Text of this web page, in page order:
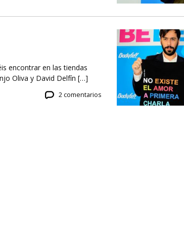
encontrar en las tiendas
Oliva y David Delfín […]
2 comentarios